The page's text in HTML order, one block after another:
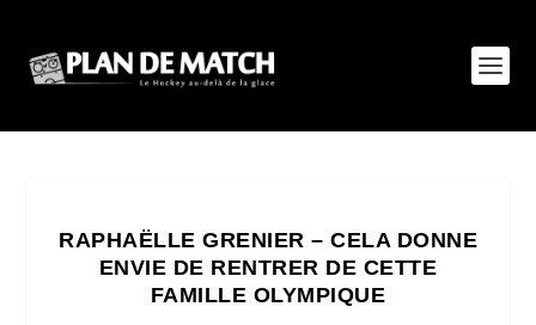
RAPHAËLLE GRENIER – CELA DONNE
ENVIE DE RENTRER DE CETTE
FAMILLE OLYMPIQUE